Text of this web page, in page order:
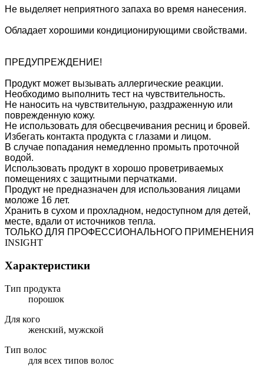
Не выделяет неприятного запаха во время нанесения.
Обладает хорошими кондиционирующими свойствами.
ПРЕДУПРЕЖДЕНИЕ!
Продукт может вызывать аллергические реакции.
Необходимо выполнить тест на чувствительность.
Не наносить на чувствительную, раздраженную или
поврежденную кожу.
Не использовать для обесцвечивания ресниц и бровей.
Избегать контакта продукта с глазами и лицом.
В случае попадания немедленно промыть проточной
водой.
Использовать продукт в хорошо проветриваемых
помещениях с защитными перчатками.
Продукт не предназначен для использования лицами
моложе 16 лет.
Хранить в сухом и прохладном, недоступном для детей,
месте, вдали от источников тепла.
ТОЛЬКО ДЛЯ ПРОФЕССИОНАЛЬНОГО ПРИМЕНЕНИЯ
INSIGHT
Характеристики
Тип продукта
порошок
Для кого
женский, мужской
Тип волос
для всех типов волос